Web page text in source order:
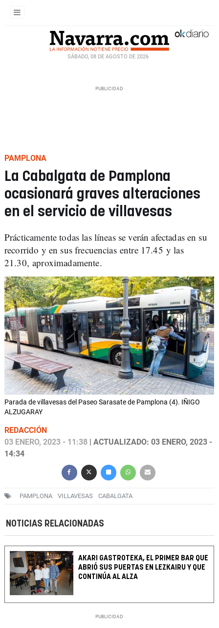
SÁBADO, 08 DE AGOSTO DE 2026
PAMPLONA
La Cabalgata de Pamplona
ocasionará graves alteraciones
en el servicio de villavesas
Prácticamente todas las líneas se verán afectadas en su
recorrido y en sus frecuencias entre 17.45 y las
21.30, aproximadamente.
Parada de villavesas del Paseo Sarasate de Pamplona (4). IÑIGO
ALZUGARAY
REDACCIÓN
03 ENERO, 2023 - 11:38 | ACTUALIZADO: 03 ENERO, 2023 -
14:34
PAMPLONA VILLAVESAS CABALGATA
NOTICIAS RELACIONADAS
AKARI GASTROTEKA, EL PRIMER BAR QUE
ABRIÓ SUS PUERTAS EN LEZKAIRU Y QUE
CONTINÚA AL ALZA